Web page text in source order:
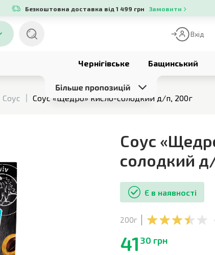
Безкоштовна доставка від 1 499 грн Замовити
Вхід
Чернігівське Бащинський
Соус Соус «Щедро» кисло-солодкий д/п, 200г
Соус
солодкий
Є в наявності
200г
41 30 грн